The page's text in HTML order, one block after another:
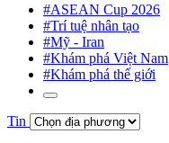
#ASEAN Cup 2026
#Trí tuệ nhân tạo
#Mỹ - Iran
#Khám phá Việt Nam
#Khám phá thế giới
Tin